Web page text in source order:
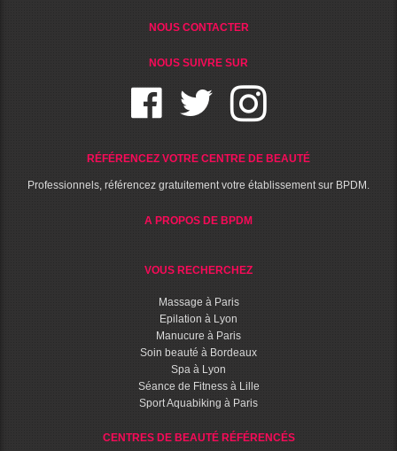
NOUS CONTACTER
NOUS SUIVRE SUR
RÉFÉRENCEZ VOTRE CENTRE DE BEAUTÉ
Professionnels, référencez gratuitement votre établissement sur BPDM.
A PROPOS DE BPDM
VOUS RECHERCHEZ
Massage à Paris
Epilation à Lyon
Manucure à Paris
Soin beauté à Bordeaux
Spa à Lyon
Séance de Fitness à Lille
Sport Aquabiking à Paris
CENTRES DE BEAUTÉ RÉFÉRENCÉS